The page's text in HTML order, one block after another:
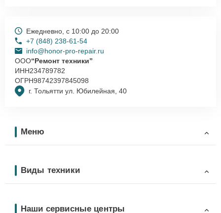
г. Тольятти ул. Юбилейная, 40
Ежедневно, с 10:00 до 20:00
+7 (848) 238-61-54
info@honor-pro-repair.ru
ООО“Ремонт техники”
ИНН234789782
ОГРН98742397845098
Меню
Виды техники
Наши сервисные центры